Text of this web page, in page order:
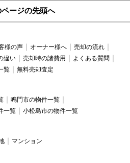
ページの先頭へ
様の声 オーナー様へ
売却の流れ
違い 売却時の諸費用
よくある質問
覧 無料売却査定
鳴門市の物件一覧
一覧 小松島市の物件一覧
マンション